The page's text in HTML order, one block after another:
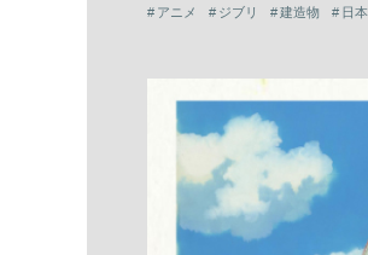
アニメ ジブリ 建造物 日本